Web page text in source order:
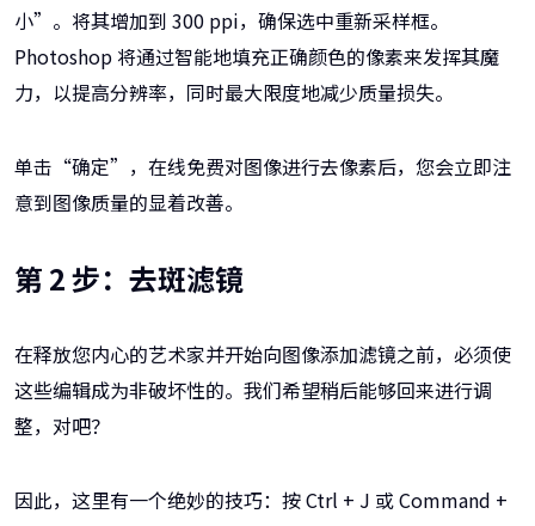
小”。将其增加到 300 ppi，确保选中重新采样框。
Photoshop 将通过智能地填充正确颜色的像素来发挥其魔
力，以提高分辨率，同时最大限度地减少质量损失。
单击“确定”，在线免费对图像进行去像素后，您会立即注
意到图像质量的显着改善。
第 2 步：去斑滤镜
在释放您内心的艺术家并开始向图像添加滤镜之前，必须使
这些编辑成为非破坏性的。我们希望稍后能够回来进行调
整，对吧？
因此，这里有一个绝妙的技巧：按 Ctrl + J 或 Command +